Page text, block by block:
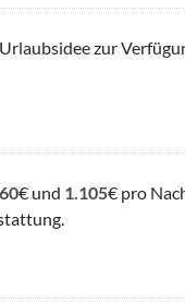
zur
60€ und 1.105€ pro